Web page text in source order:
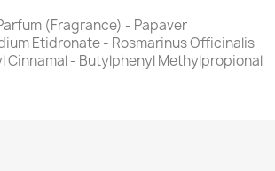
(Fragrance) - Papaver
Etidronate - Rosmarinus Officinalis
Cinnamal - Butylphenyl Methylpropional